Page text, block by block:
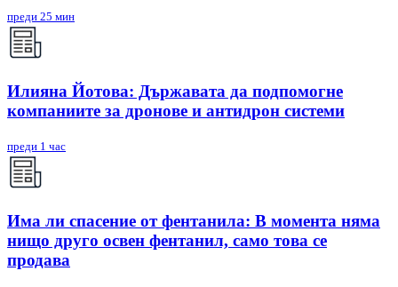
преди 25 мин
Илияна Йотова: Държавата да подпомогне
компаниите за дронове и антидрон системи
преди 1 час
Има ли спасение от фентанила: В момента няма
нищо друго освен фентанил, само това се
продава